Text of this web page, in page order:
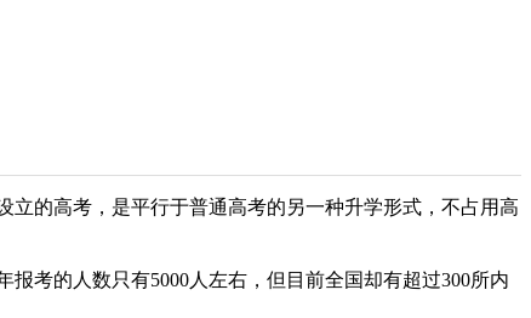
的高考，是平行于普通高考的另一种升学形式，不占用高
考的人数只有5000人左右，但目前全国却有超过300所内